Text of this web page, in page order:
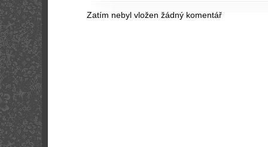
Zatím nebyl vložen žádný komentář